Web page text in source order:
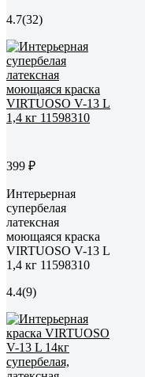
4.7(32)
399 ₽
Интерьерная
супербелая
латексная
моющаяся краска
VIRTUOSO V-13 L
1,4 кг 11598310
4.4(9)